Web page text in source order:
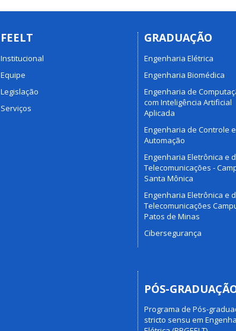
FEELT
Institucional
Equipe
Legislação
Serviços
GRADUAÇÃO
Engenharia Elétrica
Engenharia Biomédica
Engenharia de
com Inteligência Artificial
Aplicada
Engenharia de Controle e
Automação
Engenharia Eletrônica e
Telecomunicações -
Santa Mônica
Engenharia Eletrônica e
Telecomunicações
Patos de Minas
Cibersegurança
PÓS-
Programa de Pós-
stricto sensu em